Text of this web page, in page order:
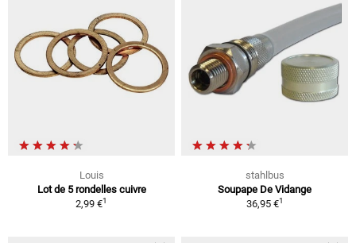
Louis
Lot de 5 rondelles cuivre
2,99 €1
stahlbus
Soupape De Vidange
36,95 €1